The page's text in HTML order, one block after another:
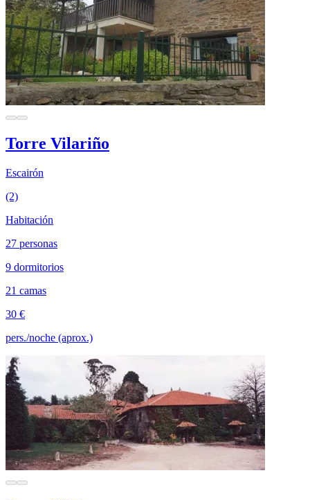
Torre Vilariño
Escairón
(2)
Habitación
27 personas
9 dormitorios
21 camas
30 €
pers./noche (aprox.)